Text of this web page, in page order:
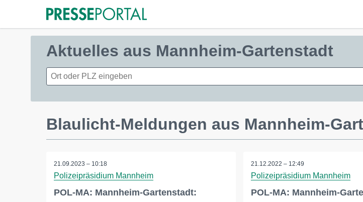
Aktuelles aus Mannheim-Gartenstadt
Blaulicht-Meldungen aus Mannheim-
21.09.2023 – 10:18
Polizeipräsidium Mannheim
POL-MA: Mannheim-Gartenstadt:
21.12.2022 – 12:49
Polizeipräsidium Mannheim
POL-MA: Mannheim-